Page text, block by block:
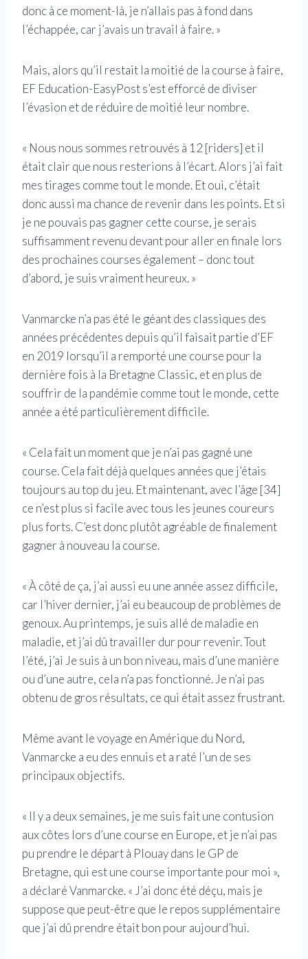
donc à ce moment-là, je n’allais pas à fond dans
l’échappée, car j’avais un travail à faire. »
Mais, alors qu’il restait la moitié de la course à faire,
EF Education-EasyPost s’est efforcé de diviser
l’évasion et de réduire de moitié leur nombre.
« Nous nous sommes retrouvés à 12 [riders] et il
était clair que nous resterions à l’écart. Alors j’ai fait
mes tirages comme tout le monde. Et oui, c’était
donc aussi ma chance de revenir dans les points. Et si
je ne pouvais pas gagner cette course, je serais
suffisamment revenu devant pour aller en finale lors
des prochaines courses également – donc tout
d’abord, je suis vraiment heureux. »
Vanmarcke n’a pas été le géant des classiques des
années précédentes depuis qu’il faisait partie d’EF
en 2019 lorsqu’il a remporté une course pour la
dernière fois à la Bretagne Classic, et en plus de
souffrir de la pandémie comme tout le monde, cette
année a été particulièrement difficile.
« Cela fait un moment que je n’ai pas gagné une
course. Cela fait déjà quelques années que j’étais
toujours au top du jeu. Et maintenant, avec l’âge [34]
ce n’est plus si facile avec tous les jeunes coureurs
plus forts. C’est donc plutôt agréable de finalement
gagner à nouveau la course.
« À côté de ça, j’ai aussi eu une année assez difficile,
car l’hiver dernier, j’ai eu beaucoup de problèmes de
genoux. Au printemps, je suis allé de maladie en
maladie, et j’ai dû travailler dur pour revenir. Tout
l’été, j’ai Je suis à un bon niveau, mais d’une manière
ou d’une autre, cela n’a pas fonctionné. Je n’ai pas
obtenu de gros résultats, ce qui était assez frustrant.
Même avant le voyage en Amérique du Nord,
Vanmarcke a eu des ennuis et a raté l’un de ses
principaux objectifs.
« Il y a deux semaines, je me suis fait une contusion
aux côtes lors d’une course en Europe, et je n’ai pas
pu prendre le départ à Plouay dans le GP de
Bretagne, qui est une course importante pour moi »,
a déclaré Vanmarcke. « J’ai donc été déçu, mais je
suppose que peut-être que le repos supplémentaire
que j’ai dû prendre était bon pour aujourd’hui.